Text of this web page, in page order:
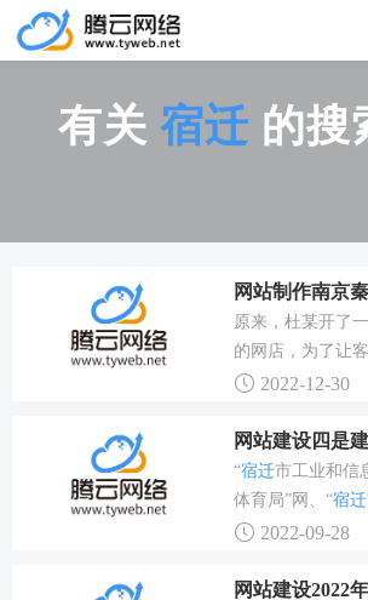
有关 宿迁 的搜
原来，杜某开了
的网店，为了让
可用的，他自制
至于是什么样的
介绍中明说。但
昧，使人一下就
作。而在这些介
2022-12-30
“宿迁市工业和信
体育局”网、“宿迁
存在问题较多的
出现。市政府办
2022-09-28